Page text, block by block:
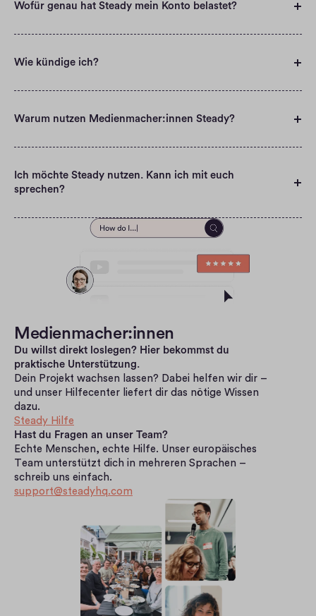
Wofür genau hat Steady mein Konto belastet?
Wie kündige ich?
Warum nutzen Medienmacher:innen Steady?
Ich möchte Steady nutzen. Kann ich mit euch
sprechen?
Medienmacher:innen
Du willst direkt loslegen? Hier bekommst du
praktische Unterstützung.
Dein Projekt wachsen lassen? Dabei helfen wir dir –
und unser Hilfecenter liefert dir das nötige Wissen
dazu.
Steady Hilfe
Hast du Fragen an unser Team?
Echte Menschen, echte Hilfe. Unser europäisches
Team unterstützt dich in mehreren Sprachen –
schreib uns einfach.
support@steadyhq.com